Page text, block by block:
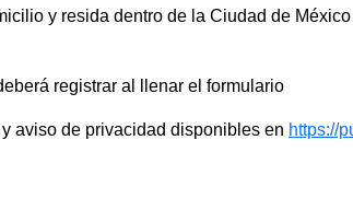
y resida dentro de la Ciudad de
registrar al llenar el formulario
aviso de privacidad disponibles en https://